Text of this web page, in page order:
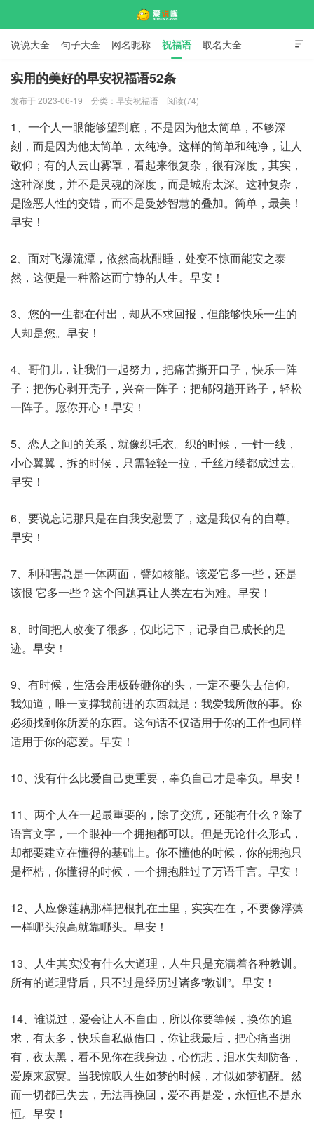

说说大全 句子大全 网名昵称 祝福语 取名大全
标语口号 签名大全
实用的美好的早安祝福语52条
发布于 2023-06-19 分类： 早安祝福语 阅读(74)
1、一个人一眼能够望到底，不是因为他太简单，不够深
刻，而是因为他太简单，太纯净。这样的简单和纯净，让人
敬仰；有的人云山雾罩，看起来很复杂，很有深度，其实，
这种深度，并不是灵魂的深度，而是城府太深。这种复杂，
是险恶人性的交错，而不是曼妙智慧的叠加。简单，最美！
早安！
2、面对飞瀑流潭，依然高枕酣睡，处变不惊而能安之泰
然，这便是一种豁达而宁静的人生。早安！
3、您的一生都在付出，却从不求回报，但能够快乐一生的
人却是您。早安！
4、哥们儿，让我们一起努力，把痛苦撕开口子，快乐一阵
子；把伤心剥开壳子，兴奋一阵子；把郁闷趟开路子，轻松
一阵子。愿你开心！早安！
5、恋人之间的关系，就像织毛衣。织的时候，一针一线，
小心翼翼，拆的时候，只需轻轻一拉，千丝万缕都成过去。
早安！
6、要说忘记那只是在自我安慰罢了，这是我仅有的自尊。
早安！
7、利和害总是一体两面，譬如核能。该爱它多一些，还是
该恨 它多一些？这个问题真让人类左右为难。早安！
8、时间把人改变了很多，仅此记下，记录自己成长的足
迹。早安！
9、有时候，生活会用板砖砸你的头，一定不要失去信仰。
我知道，唯一支撑我前进的东西就是：我爱我所做的事。你
必须找到你所爱的东西。这句话不仅适用于你的工作也同样
适用于你的恋爱。早安！
10、没有什么比爱自己更重要，辜负自己才是辜负。早安！
11、两个人在一起最重要的，除了交流，还能有什么？除了
语言文字，一个眼神一个拥抱都可以。但是无论什么形式，
却都要建立在懂得的基础上。你不懂他的时候，你的拥抱只
是桎梏，你懂得的时候，一个拥抱胜过了万语千言。早安！
12、人应像莲藕那样把根扎在土里，实实在在，不要像浮藻
一样哪头浪高就靠哪头。早安！
13、人生其实没有什么大道理，人生只是充满着各种教训。
所有的道理背后，只不过是经历过诸多”教训”。早安！
14、谁说过，爱会让人不自由，所以你要等候，换你的追
求，有太多，快乐自私做借口，你让我最后，把心痛当拥
有，夜太黑，看不见你在我身边，心伤悲，泪水失却防备，
爱原来寂寞。当我惊叹人生如梦的时候，才似如梦初醒。然
而一切都已失去，无法再挽回，爱不再是爱，永恒也不是永
恒。早安！